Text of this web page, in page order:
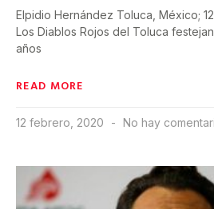
Elpidio Hernández Toluca, México;
Los Diablos Rojos del Toluca
años
READ MORE
12 febrero, 2020 No hay